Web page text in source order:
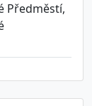
Předměstí,